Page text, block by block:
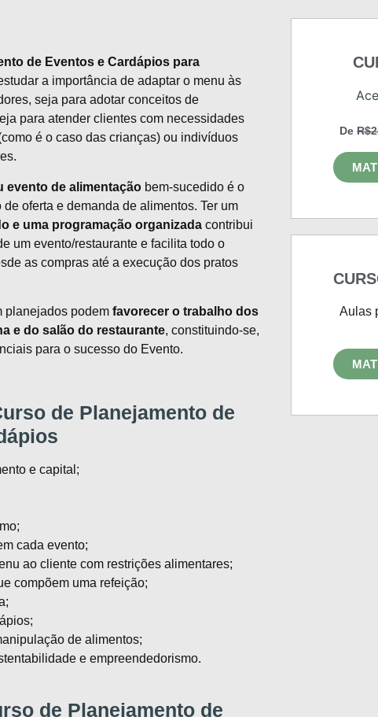
de Eventos e Cardápios para
a importância de adaptar o menu às
seja para adotar conceitos de
para atender clientes com necessidades
é o caso das crianças) ou indivíduos
evento de alimentaçãobem-sucedido é o
oferta e demanda de alimentos. Ter um
e uma programação organizada contribui
um evento/restaurante e facilita todo o
as compras até a execução dos pratos
planejados podem favorecer o trabalho dos
e do salão do restaurante, constituindo-se,
para o sucesso do Evento.
de Planejamento de
e capital;
cada evento;
ao cliente com restrições alimentares;
compõem uma refeição;
de alimentos;
e empreendedorismo.
de Planejamento de
De
Aulas